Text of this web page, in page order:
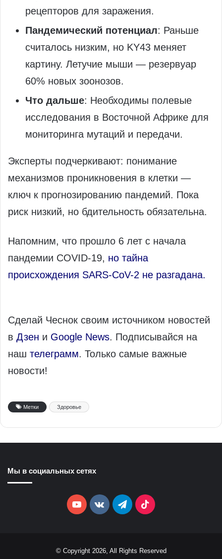
рецепторов для заражения.
Пандемический потенциал: Раньше
считалось низким, но KY43 меняет
картину. Летучие мыши — резервуар
60% новых зоонозов.
Что дальше: Необходимы полевые
исследования в Восточной Африке для
мониторинга мутаций и передачи.
Эксперты подчеркивают: понимание
механизмов проникновения в клетки —
ключ к прогнозированию пандемий. Пока
риск низкий, но бдительность обязательна.
Напомним, что прошло 6 лет с начала
пандемии COVID-19, но тайна
происхождения SARS-CoV-2 не разгадана.
Сделай Чеснок своим источником новостей
в Дзен и Google News. Подписывайся на
наш телеграмм. Только самые важные
новости!
Метки Здоровье
Мы в социальных сетях
YouTubevk.comTelegramTikTok
© Copyright 2026, All Rights Reserved